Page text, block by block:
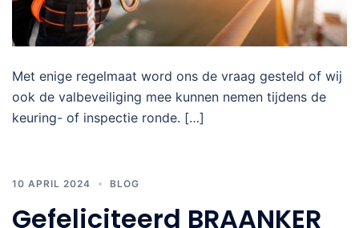
Met enige regelmaat word ons de vraag gesteld of wij
ook de valbeveiliging mee kunnen nemen tijdens de
keuring- of inspectie ronde. […]
10 APRIL 2024 BLOG
Gefeliciteerd BRAANKER